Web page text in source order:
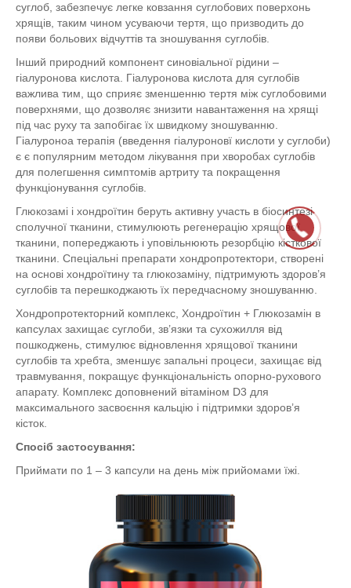
суглоб, забезпечує легке ковзання суглобових поверхонь
хрящів, таким чином усуваючи тертя, що призводить до
появи больових відчуттів та зношування суглобів.
Інший природний компонент синовіальної рідини –
гіалуронова кислота. Гіалуронова кислота для суглобів
важлива тим, що сприяє зменшенню тертя між суглобовими
поверхнями, що дозволяє знизити навантаження на хрящі
під час руху та запобігає їх швидкому зношуванню.
Гіалуроноа терапія (введення гіалуроновї кислоти у суглоби)
є є популярним методом лікування при хворобах суглобів
для полегшення симптомів артриту та покращення
функціонування суглобів.
Глюкозамі і хондроїтин беруть активну участь в біосинтезі
сполучної тканини, стимулюють регенерацію хрящової
тканини, попереджають і уповільнюють резорбцію кісткової
тканини. Спеціальні препарати хондропротектори, створені
на основі хондроїтину та глюкозаміну, підтримують здоров’я
суглобів та перешкоджають їх передчасному зношуванню.
Хондропротекторний комплекс, Хондроїтин + Глюкозамін в
капсулах захищає суглоби, зв’язки та сухожилля від
пошкоджень, стимулює відновлення хрящової тканини
суглобів та хребта, зменшує запальні процеси, захищає від
травмування, покращує функціональність опорно-рухового
апарату. Комплекс доповнений вітаміном D3 для
максимального засвоєння кальцію і підтримки здоров’я
кісток.
Спосіб застосування:
Приймати по 1 – 3 капсули на день між прийомами їжі.